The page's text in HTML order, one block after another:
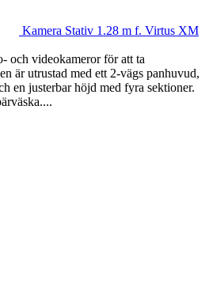
Kamera Stativ 1.28 m f. Virtus XM
och videokameror för att ta
är utrustad med ett 2-vägs panhuvud,
en justerbar höjd med fyra sektioner.